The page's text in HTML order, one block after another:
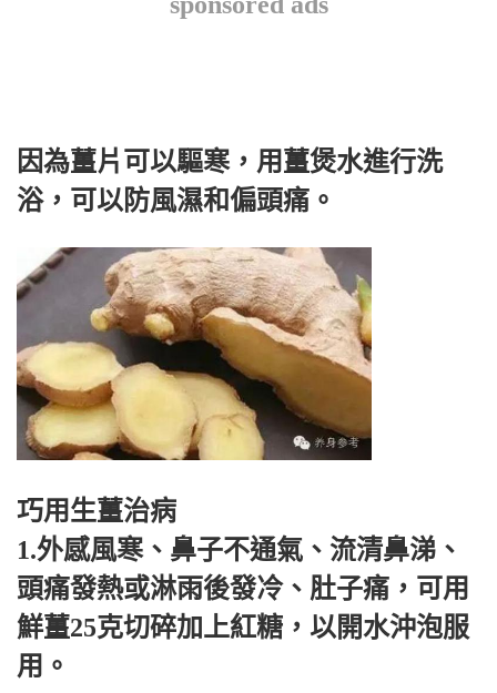
因為薑片可以驅寒，用薑煲水進行洗
浴，可以防風濕和偏頭痛。
巧用生薑治病
1.外感風寒、鼻子不通氣、流清鼻涕、
頭痛發熱或淋雨後發冷、肚子痛，可用
鮮薑25克切碎加上紅糖，以開水沖泡服
用。